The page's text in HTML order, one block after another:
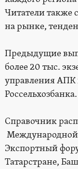
Читатели также
на рынке,
Предыдущие
более 20 тыс.
управления АПК
Россельхозбанка.
Справочник
Международной
Экспортный
Татарстране,